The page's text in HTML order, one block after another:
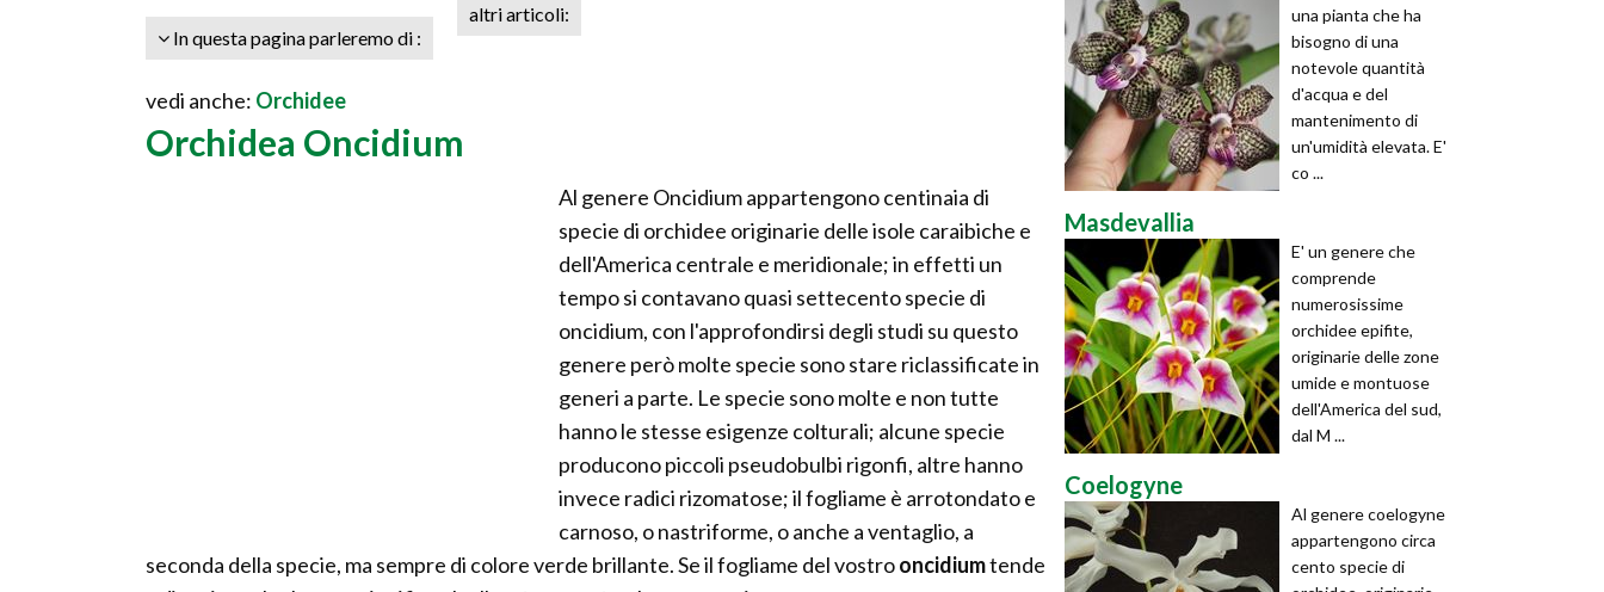
In questa pagina parleremo di :
altri articoli:
vedi anche: Orchidee
Orchidea Oncidium
Al genere Oncidium appartengono centinaia di
specie di orchidee originarie delle isole caraibiche e
dell'America centrale e meridionale; in effetti un
tempo si contavano quasi settecento specie di
oncidium, con l'approfondirsi degli studi su questo
genere però molte specie sono stare riclassificate in
generi a parte. Le specie sono molte e non tutte
hanno le stesse esigenze colturali; alcune specie
producono piccoli pseudobulbi rigonfi, altre hanno
invece radici rizomatose; il fogliame è arrotondato e
carnoso, o nastriforme, o anche a ventaglio, a
seconda della specie, ma sempre di colore verde brillante. Se il fogliame del vostrooncidiumtende
una pianta che ha
bisogno di una
notevole quantità
d'acqua e del
mantenimento di
un'umidità elevata. E'
co ...
Masdevallia
E' un genere che
comprende
numerosissime
orchidee epifite,
originarie delle zone
umide e montuose
dell'America del sud,
dal M ...
Coelogyne
Al genere coelogyne
appartengono circa
cento specie di